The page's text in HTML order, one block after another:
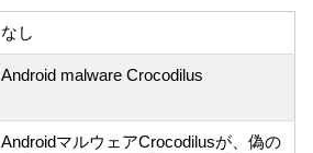
なし
Android malware Crocodilus
AndroidマルウェアCrocodilusが、偽の